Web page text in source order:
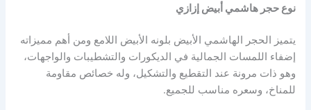
نوع حجر هاشمي أبيض إزازي
يتميز الحجر الهاشمي الأبيض بلونه الأبيض اللامع ومن أهم مميزاته
إضفاء اللمسات الجمالية في الديكورات والتشطيبات والواجهات،
وهو ذات مرونة عند التقطيع والتشكيل، وله خصائص مقاومة
للمناخ، وسعره مناسب للجميع.